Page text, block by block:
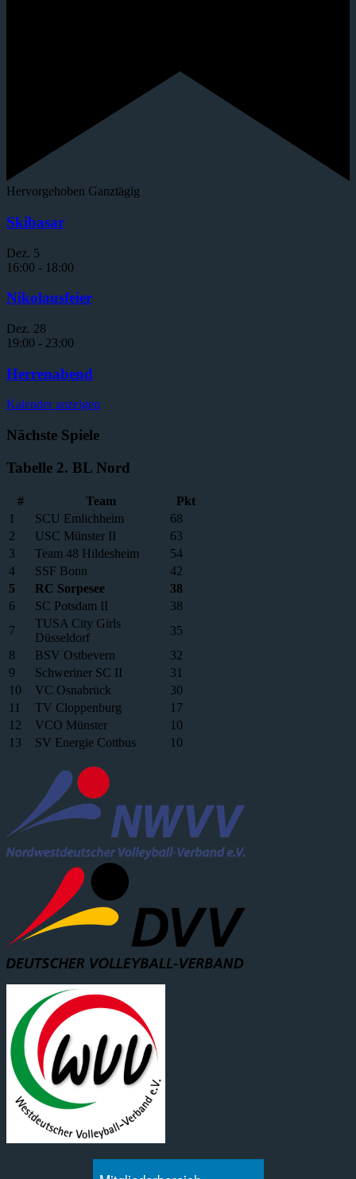
Hervorgehoben Ganztägig
Skibasar
Dez. 5
16:00 - 18:00
Nikolausfeier
Dez. 28
19:00 - 23:00
Herrenabend
Kalender anzeigen
Nächste Spiele
Tabelle 2. BL Nord
# Team
Pkt
1
SCU Emlichheim
68
2
USC Münster II
63
3
Team 48 Hildesheim
54
4
SSF Bonn
42
5
RC Sorpesee
38
6
SC Potsdam II
38
7
TUSA City Girls
Düsseldorf
35
8
BSV Ostbevern
32
9
Schweriner SC II
31
10
VC Osnabrück
30
11
TV Cloppenburg
17
12
VCO Münster
10
13
SV Energie Cottbus 10